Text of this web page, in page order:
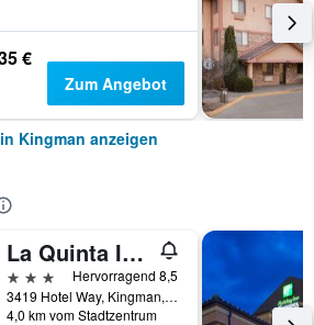
€
Zum Angebot
Kingman anzeigen
La Quinta Inn & Suites by Wyndham Kingman
3 Sterne
Hervorragend 8,5
3419 Hotel Way, Kingman, AZ, USA
4,0 km vom Stadtzentrum